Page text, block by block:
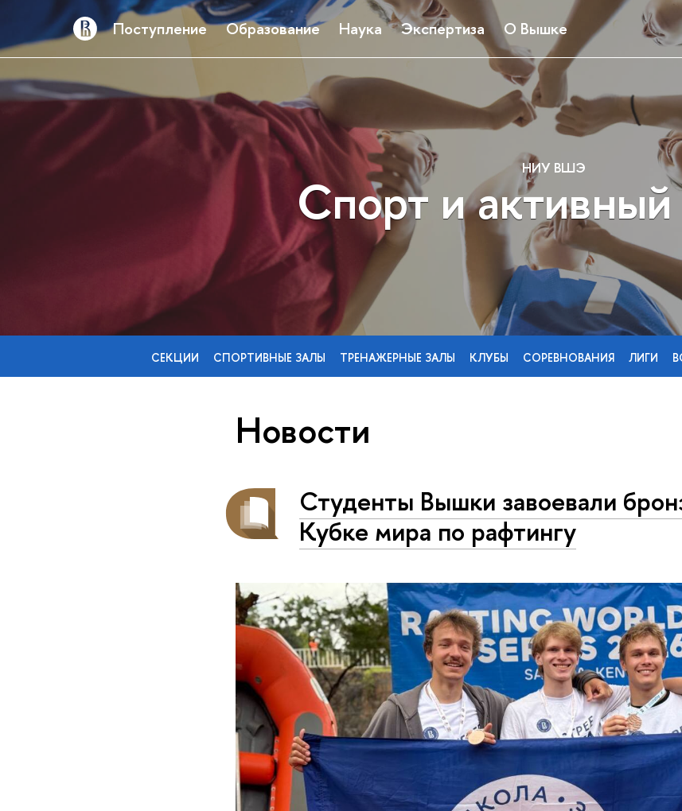
Поступление Образование Наука Экспертиза О Вышке
НИУ ВШЭ
Спорт и
СЕКЦИИ СПОРТИВНЫЕ ЗАЛЫ ТРЕНАЖЕРНЫЕ ЗАЛЫ КЛУБЫ СОРЕВНОВАНИЯ ЛИГИ
Новости
Студенты Вышки завоевали
Кубке мира по рафтингу